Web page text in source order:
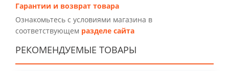
Гарантии и возврат товара
Ознакомьтесь с условиями магазина в
соответствующем разделе сайта
РЕКОМЕНДУЕМЫЕ ТОВАРЫ